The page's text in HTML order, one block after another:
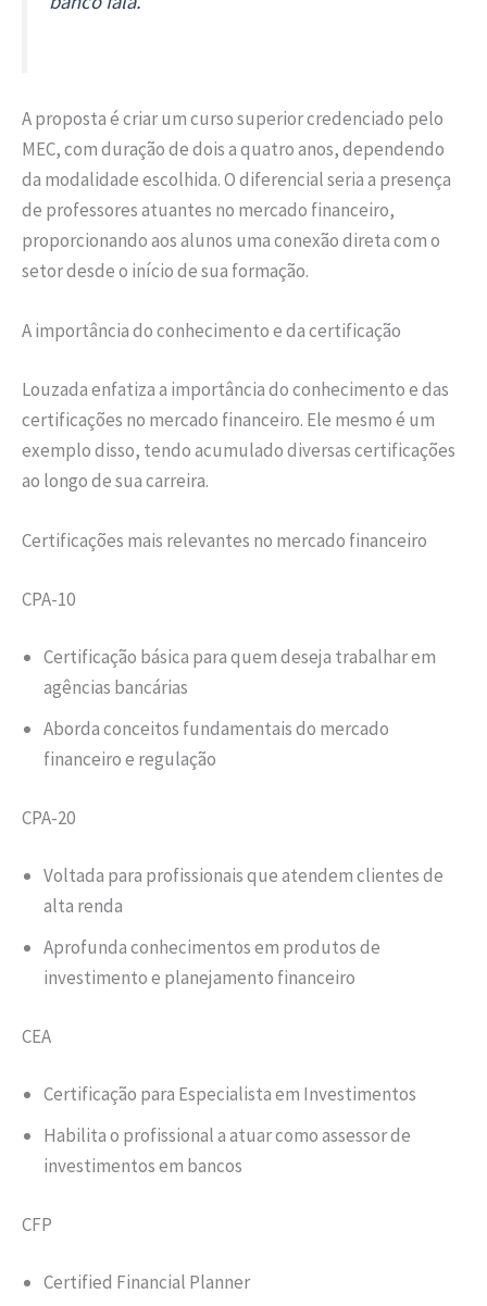
A proposta é criar um curso superior credenciado pelo
MEC, com duração de dois a quatro anos, dependendo
da modalidade escolhida. O diferencial seria a presença
de professores atuantes no mercado financeiro,
proporcionando aos alunos uma conexão direta com o
setor desde o início de sua formação.
A importância do conhecimento e da certificação
Louzada enfatiza a importância do conhecimento e das
certificações no mercado financeiro. Ele mesmo é um
exemplo disso, tendo acumulado diversas certificações
ao longo de sua carreira.
Certificações mais relevantes no mercado financeiro
CPA-10
Certificação básica para quem deseja trabalhar em
agências bancárias
Aborda conceitos fundamentais do mercado
financeiro e regulação
CPA-20
Voltada para profissionais que atendem clientes de
alta renda
Aprofunda conhecimentos em produtos de
investimento e planejamento financeiro
CEA
Certificação para Especialista em Investimentos
Habilita o profissional a atuar como assessor de
investimentos em bancos
CFP
Certified Financial Planner